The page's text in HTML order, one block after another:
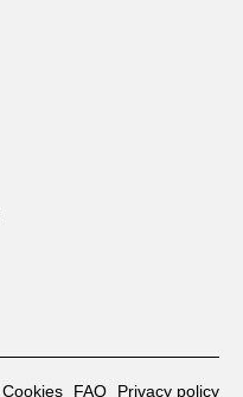
Cookies FAQ Privacy policy